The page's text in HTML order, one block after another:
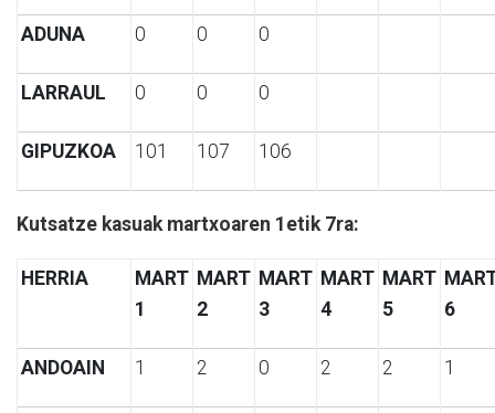
ADUNA 0 0 0
LARRAUL 0 0 0
GIPUZKOA 101 107 106
Kutsatze kasuak martxoaren 1etik 7ra:
HERRIA
MART
1
MART
2
MART
3
MART
4
MART
5
6
ANDOAIN 1 2 0 2 2 1